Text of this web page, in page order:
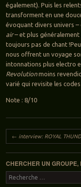
également). Puis les
transforment en une
évoquant divers univers
air– et plus
toujours pas de chant
nous offrent un voyage
intonnations plus electro
Revolutionmoins
varié qui revisite les
Note : 8/10
Navigation des articles
← interview: ROYAL
CHERCHER UN
Recherche